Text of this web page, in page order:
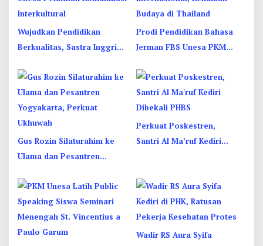
Wujudkan Pendidikan
Berkualitas, Sastra Inggris
Interkultural
Prodi Pendidikan Bahasa
Jerman FBS Unesa PKM
Budaya di Thailand
Gus Rozin Silaturahim ke
Ulama dan Pesantren
Ukhuwah
Perkuat Poskestren,
Santri Al Ma’ruf Kediri
Wadir RS Aura Syifa